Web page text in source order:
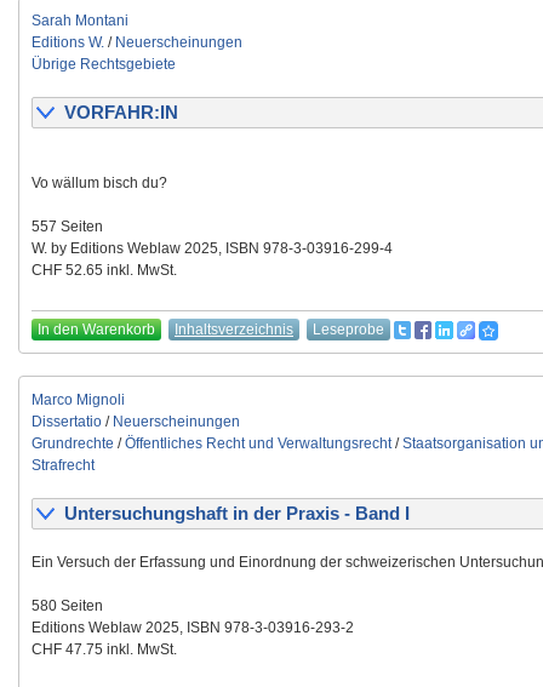
Sarah Montani
Editions W. / Neuerscheinungen
Übrige Rechtsgebiete
VORFAHR:IN
Vo wällum bisch du?
557 Seiten
W. by Editions Weblaw 2025, ISBN 978-3-03916-299-4
CHF 52.65 inkl. MwSt.
In den Warenkorb Inhaltsverzeichnis Leseprobe
Marco Mignoli
Dissertatio / Neuerscheinungen
Grundrechte /Öffentliches Recht und Verwaltungsrecht/Staatsorganisation
Strafrecht
Untersuchungshaft in der Praxis - Band I
Ein Versuch der Erfassung und Einordnung der schweizerischen
580 Seiten
Editions Weblaw 2025, ISBN 978-3-03916-293-2
CHF 47.75 inkl. MwSt.